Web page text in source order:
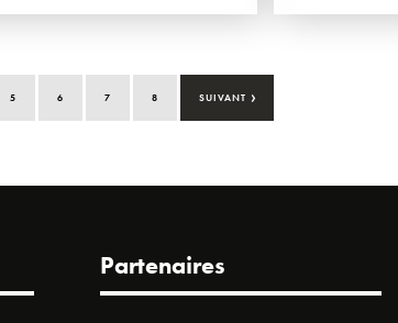
5 6 7 8 SUIVANT ›
Partenaires